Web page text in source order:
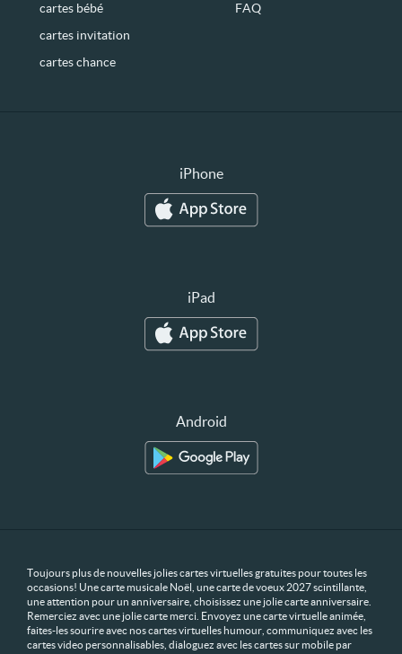
cartes bébé
cartes invitation
cartes chance
FAQ
iPhone
iPad
Android
Toujours plus de nouvelles jolies cartes virtuelles gratuites pour toutes les
occasions! Une carte musicale Noël, une carte de voeux 2027 scintillante,
une attention pour un anniversaire, choisissez une jolie carte anniversaire.
Remerciez avec une jolie carte merci. Envoyez une carte virtuelle animée,
faites-les sourire avec nos cartes virtuelles humour, communiquez avec les
cartes video personnalisables, dialoguez avec les cartes sur mobile par